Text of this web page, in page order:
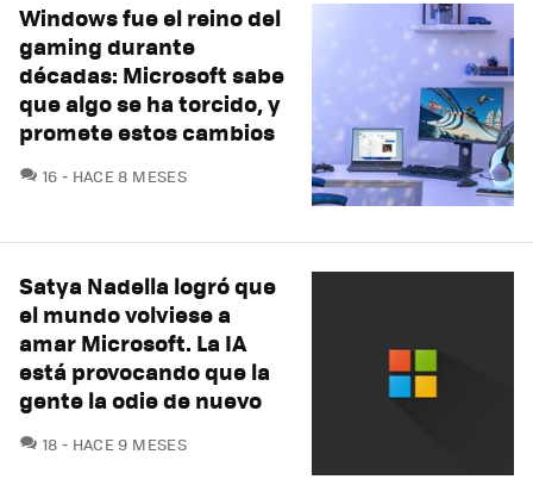
Windows fue el reino del
gaming durante
décadas: Microsoft sabe
que algo se ha torcido, y
promete estos cambios
16 COMENTARIOS
HACE 8 MESES
Satya Nadella logró que
el mundo volviese a
amar Microsoft. La IA
está provocando que la
gente la odie de nuevo
18 COMENTARIOS
HACE 9 MESES